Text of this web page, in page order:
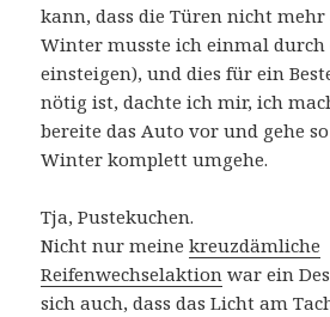
kann, dass die Türen nicht
Winter musste ich einmal
einsteigen), und dies für ein
nötig ist, dachte ich mir, ich
bereite das Auto vor und gehe
Winter komplett umgehe.
Tja, Pustekuchen.
Nicht nur meinekreuzdämliche
Reifenwechselaktion war ein
sich auch, dass das Licht am